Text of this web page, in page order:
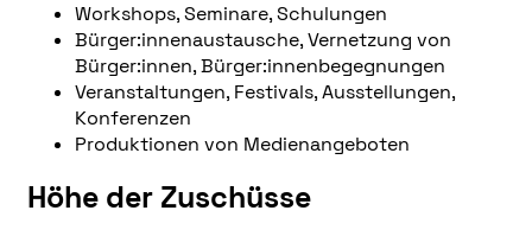
Workshops, Seminare, Schulungen
Bürger:innenaustausche, Vernetzung von
Bürger:innen, Bürger:innenbegegnungen
Veranstaltungen, Festivals, Ausstellungen,
Konferenzen
Produktionen von Medienangeboten
Höhe der Zuschüsse